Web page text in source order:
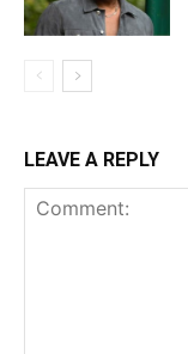
LEAVE A REPLY